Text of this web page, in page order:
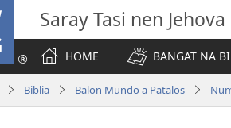
Saray Tasi nen Jehova
HOME
BANGAT NA
Biblia Balon Mundo a Patalos